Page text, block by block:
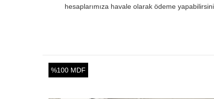
hesaplarımıza havale olarak ödeme
%100 MDF